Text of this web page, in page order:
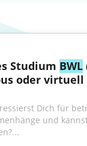
Studium BWL
oder virtuell
Dich für
und